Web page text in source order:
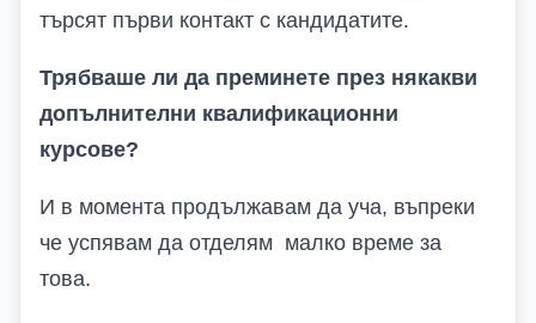
търсят първи контакт с кандидатите.
Трябваше ли да преминете през някакви
допълнителни квалификационни
курсове?
И в момента продължавам да уча, въпреки
че успявам да отделям малко време за
това.